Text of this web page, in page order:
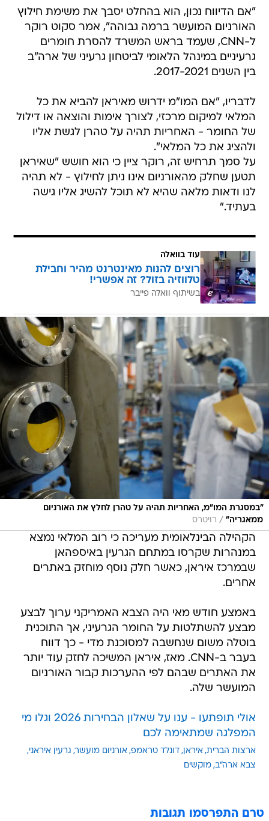
"אם הדיווח נכון, הוא בהחלט יסבך את משימת חילוץ
האורניום המועשר ברמה גבוהה", אמר סקוט רוקר
ל-CNN, שעמד בראש המשרד להסרת חומרים
גרעיניים במינהל הלאומי לביטחון גרעיני של ארה"ב
בין השנים 2017-2021.
לדבריו, "אם המו"מ ידרוש מאיראן להביא את כל
המלאי למיקום מרכזי, לצורך אימות והוצאה או דילול
של החומר - האחריות תהיה על טהרן לגשת אליו
ולהציג את כל המלאי".
על סמך תרחיש זה, רוקר ציין כי הוא חושש "שאיראן
תטען שחלק מהאורניום אינו ניתן לחילוץ - לא תהיה
לנו ודאות מלאה שהיא לא תוכל להשיג אליו גישה
בעתיד."
עוד בוואלה
רוצים להנות מאינטרנט מהיר וחבילת
טלווזיה בזול? זה אפשרי!
בשיתוף וואלה פייבר
"במסגרת המו"מ, האחריות תהיה על טהרן לחלץ את האורניום
ממאגריה" / רויטרס
הקהילה הבינלאומית מעריכה כי רוב המלאי נמצא
במנהרות שקרסו במתחם הגרעין באיספהאן
שבמרכז איראן, כאשר חלק נוסף מוחזק באתרים
אחרים.
באמצע חודש מאי היה הצבא האמריקני ערוך לבצע
מבצע להשתלטות על החומר הגרעיני, אך התוכנית
בוטלה משום שנחשבה למסוכנת מדי - כך דווח
בעבר ב-CNN. מאז, איראן המשיכה לחזק עוד יותר
את האתרים שבהם לפי ההערכות קבור האורניום
המועשר שלה.
אולי תופתעו - ענו על שאלון הבחירות 2026 וגלו מי
המפלגה שמתאימה לכם
ארצות הברית איראן דונלד טראמפ אורניום מועשר גרעין איראני
צבא ארה"ב מוקשים
טרם התפרסמו תגובות